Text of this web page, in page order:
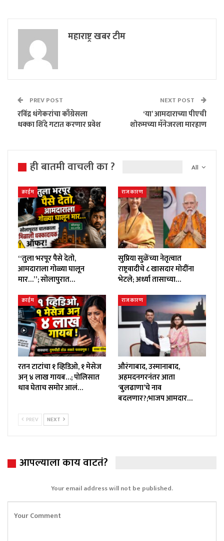
महाराष्ट्र खबर टीम
PREV POST
रविंद्र धंगेकरांचा काँग्रेसला
धक्का शिंदे गटात करणार प्रवेश
NEXT POST
‘या’ आमदाराच्या पीएची
शोरुमच्या मॅनेजरला मारहाण
All
ही बातमी वाचली का ?
क्राईम
“तुला भरपूर पैसे देतो,
आमदाराला गोळ्या घालून
मार…”; सोलापुरात…
राजकारण
सुप्रिया सुळेंच्या नेतृत्वात
राष्ट्रवादीचे ८ खासदार मोदींना
भेटले; अर्ध्या तासाच्या…
क्राईम
रतन टाटांचा १ व्हिडिओ, १ मेसेज
अन् ४ लाख गायब…; पोलिसात
धाव घेताच समोर आलं…
राजकारण
औरंगाबाद, उस्मानाबाद,
अहमदनगरनंतर आता
‘बुलढाणा’चे नाव
बदलणार?;भाजप आमदार…
PREV NEXT
आपल्याला काय वाटतं?
Your email address will not be published.